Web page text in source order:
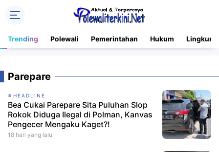
Trending Polewali Pemerintahan Hukum
Parepare
HEADLINE
Bea Cukai Parepare Sita Puluhan Slop
Rokok Diduga Ilegal di Polman, Kanvas
Pengecer Mengaku Kaget?!
18 hari yang lalu